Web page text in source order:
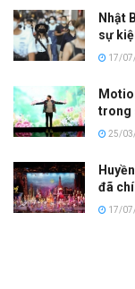
Nhật
sự
17/
trong
25/
đã
17/